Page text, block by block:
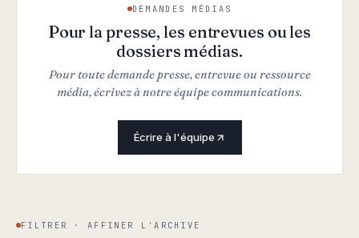
DEMANDES MÉDIAS
Pour la presse, les entrevues ou les
dossiers médias.
Pour toute demande presse, entrevue ou ressource
média, écrivez à notre équipe communications.
Écrire à l'équipe
FILTRER · AFFINER L'ARCHIVE